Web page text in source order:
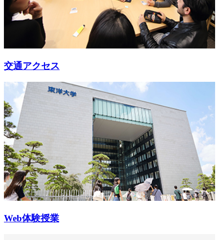
交通アクセス
Web体験授業